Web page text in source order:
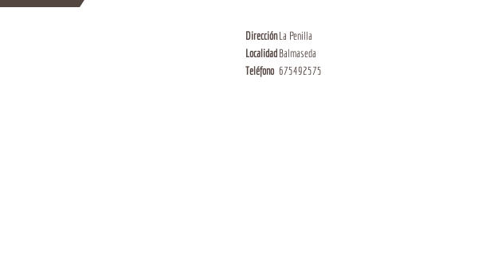
Dirección La Penilla
Localidad Balmaseda
Teléfono 675492575